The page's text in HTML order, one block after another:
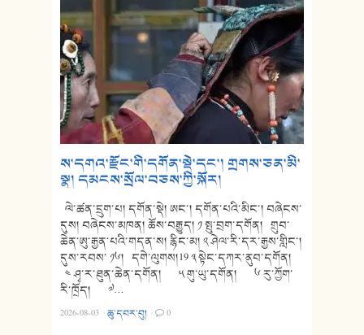
ས་དགའ་རྫོང་གི་དགོན་སྡེ་དང་། གྲགས་ཅན་མི་
སྣ། དམངས་སྲོལ་བཅས་ཀྱི་སྐོར།
ལེ་ཚན་དྲུག་པ། དགོན་སྡེ། ཨང་། དགོན་པའི་མིང་། བཞེངས་
དུས། བཞེངས་མཁན། ཆོས་བརྒྱུད། ༡ སྤུ་བྲག་དགོན། གྲུབ་
ཆེན་ཨུ་རྒྱན་པའི་གདན་ས། རྙིང་མ། ༢ ཤེལ་རི་དར་རྒྱས་གླིང་།
དུས་རབས་ ༡༦། དགེ་ལུགས།19 ༣ སྟེང་དཀར་ནུབ་དགོན།
༤ ཤྭ་ར་ཐུན་ཆེན་དགོན། ༥ གུ་ཡུ་དགོན། ༦ རུ་ཀྱོག་
རི་ཁྲོད། ༧…
2026-08-03 ·ཆུ་དབར་བུ། · 0